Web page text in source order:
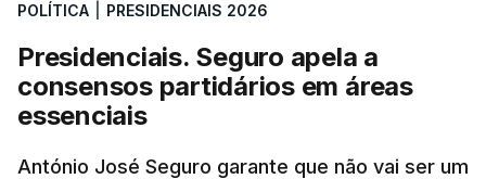
POLÍTICA PRESIDENCIAIS 2026
Presidenciais. Seguro apela a
consensos partidários em áreas
essenciais
António José Seguro garante que não vai ser um